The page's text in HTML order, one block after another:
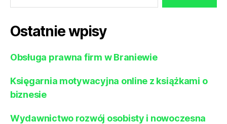
Ostatnie wpisy
Obsługa prawna firm w Braniewie
Księgarnia motywacyjna online z książkami o
biznesie
Wydawnictwo rozwój osobisty i nowoczesna